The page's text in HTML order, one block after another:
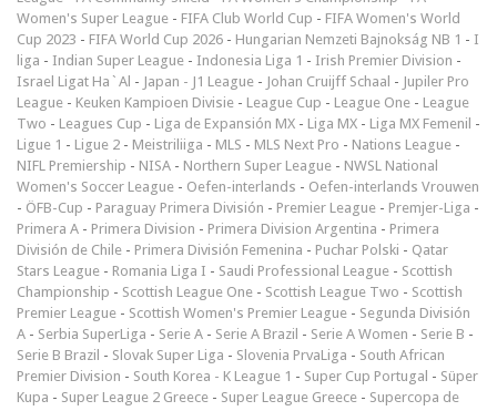
Women's Super League - FIFA Club World Cup - FIFA Women's World
Cup 2023 - FIFA World Cup 2026 - Hungarian Nemzeti Bajnokság NB 1 - I
liga - Indian Super League - Indonesia Liga 1 - Irish Premier Division -
Israel Ligat Ha`Al - Japan - J1 League - Johan Cruijff Schaal - Jupiler Pro
League - Keuken Kampioen Divisie - League Cup - League One - League
Two - Leagues Cup - Liga de Expansión MX - Liga MX - Liga MX Femenil -
Ligue 1 - Ligue 2 - Meistriliiga - MLS - MLS Next Pro - Nations League -
NIFL Premiership - NISA - Northern Super League - NWSL National
Women's Soccer League - Oefen-interlands - Oefen-interlands Vrouwen
- ÖFB-Cup - Paraguay Primera División - Premier League - Premjer-Liga -
Primera A - Primera Division - Primera Division Argentina - Primera
División de Chile - Primera División Femenina - Puchar Polski - Qatar
Stars League - Romania Liga I - Saudi Professional League - Scottish
Championship - Scottish League One - Scottish League Two - Scottish
Premier League - Scottish Women's Premier League - Segunda División
A - Serbia SuperLiga - Serie A - Serie A Brazil - Serie A Women - Serie B -
Serie B Brazil - Slovak Super Liga - Slovenia PrvaLiga - South African
Premier Division - South Korea - K League 1 - Super Cup Portugal - Süper
Kupa - Super League 2 Greece - Super League Greece - Supercopa de